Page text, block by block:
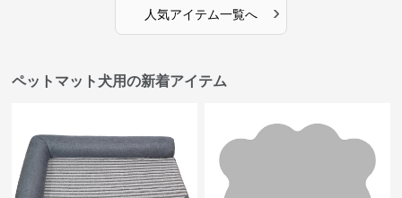
人気アイテム一覧へ ›
ペットマット犬用の新着アイテム